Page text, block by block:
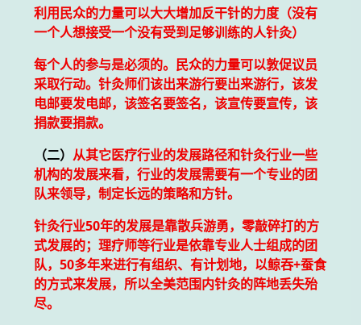
利用民众的力量可以大大增加反干针的力度（没有
一个人想接受一个没有受到足够训练的人针灸）
每个人的参与是必须的。民众的力量可以敦促议员
采取行动。针灸师们该出来游行要出来游行，该发
电邮要发电邮，该签名要签名，该宣传要宣传，该
捐款要捐款。
（二） 从其它医疗行业的发展路径和针灸行业一些
机构的发展来看，行业的发展需要有一个专业的团
队来领导，制定长远的策略和方针。
针灸行业50年的发展是靠散兵游勇，零敲碎打的方
式发展的；理疗师等行业是依靠专业人士组成的团
队，50多年来进行有组织、有计划地，以鲸吞+蚕食
的方式来发展，所以全美范围内针灸的阵地丢失殆
尽。